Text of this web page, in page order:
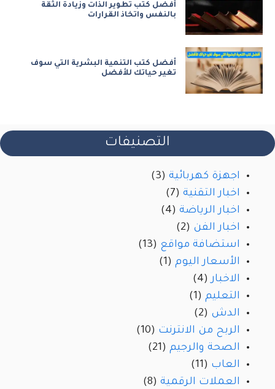
أفضل كتب تطوير الذات وزيادة الثقة
بالنفس واتخاذ القرارات
أفضل كتب التنمية البشرية التي سوف
تغير حياتك للأفضل
التصنيفات
اجهزة كهربائية(3)
اخبار التقنية(7)
اخبار الرياضة(4)
اخبار الفن(2)
استضافة مواقع(13)
الأسعار اليوم(1)
الاخبار(4)
التعليم(1)
الدش(2)
الربح من الانترنت(10)
الصحة والرجيم(21)
العاب(11)
العملات الرقمية(8)